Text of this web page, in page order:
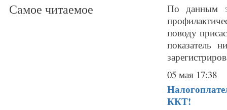
Самое читаемое
По данным
поводу
показатель
05 мая 17:38
ККТ!